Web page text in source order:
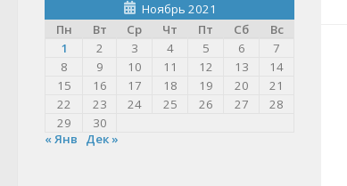
Ноябрь 2021
Пн
Вт Ср Чт Пт Сб
Вс
1
2 3 4 5 6
7
8
9 10 11 12 13
14
15
16 17 18 19 20
21
22
23 24 25 26 27
28
29
30
« Янв
Дек »